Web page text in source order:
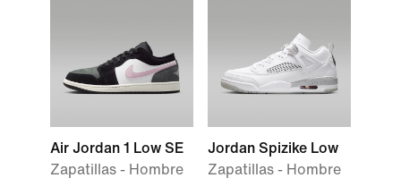
Air Jordan 1 Low SE
Zapatillas - Hombre
Jordan Spizike Low
Zapatillas - Hombre